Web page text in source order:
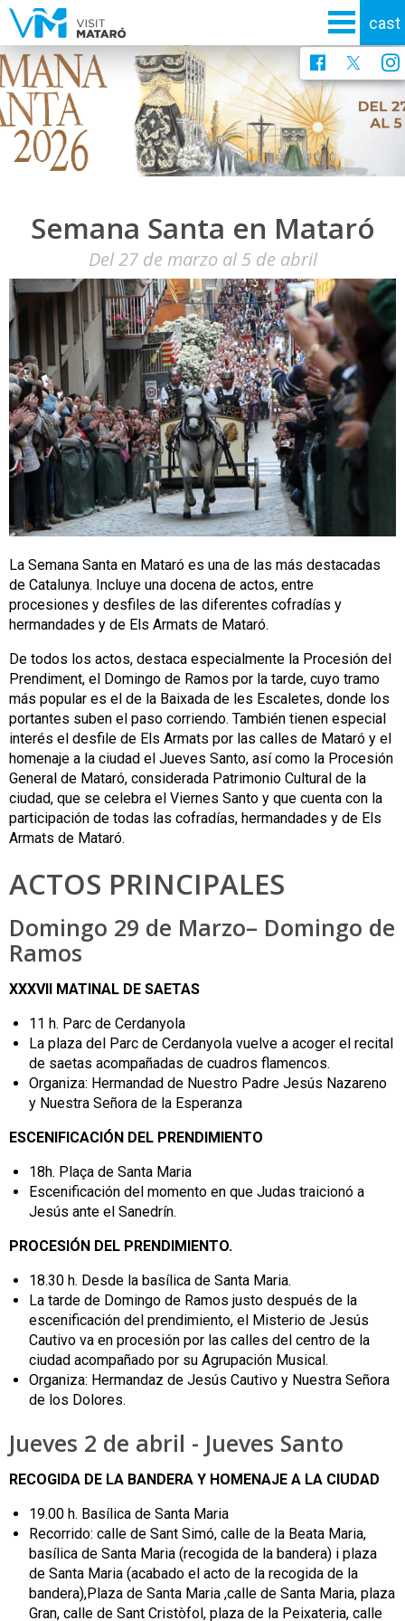
Semana Santa en Mataró
Del 27 de marzo al 5 de abril
La Semana Santa en Mataró es una de las más destacadas
de Catalunya. Incluye una docena de actos, entre
procesiones y desfiles de las diferentes cofradías y
hermandades y de Els Armats de Mataró.
De todos los actos, destaca especialmente la Procesión del
Prendiment, el Domingo de Ramos por la tarde, cuyo tramo
más popular es el de la Baixada de les Escaletes, donde los
portantes suben el paso corriendo. También tienen especial
interés el desfile de Els Armats por las calles de Mataró y el
homenaje a la ciudad el Jueves Santo, así como la Procesión
General de Mataró, considerada Patrimonio Cultural de la
ciudad, que se celebra el Viernes Santo y que cuenta con la
participación de todas las cofradías, hermandades y de Els
Armats de Mataró.
ACTOS PRINCIPALES
Domingo 29 de Marzo– Domingo de
Ramos
XXXVII MATINAL DE SAETAS
11 h. Parc de Cerdanyola
La plaza del Parc de Cerdanyola vuelve a acoger el recital
de saetas acompañadas de cuadros flamencos.
Organiza: Hermandad de Nuestro Padre Jesús Nazareno
y Nuestra Señora de la Esperanza
ESCENIFICACIÓN DEL PRENDIMIENTO
18h. Plaça de Santa Maria
Escenificación del momento en que Judas traicionó a
Jesús ante el Sanedrín.
PROCESIÓN DEL PRENDIMIENTO.
18.30 h. Desde la basílica de Santa Maria.
La tarde de Domingo de Ramos justo después de la
escenificación del prendimiento, el Misterio de Jesús
Cautivo va en procesión por las calles del centro de la
ciudad acompañado por su Agrupación Musical.
Organiza: Hermandaz de Jesús Cautivo y Nuestra Señora
de los Dolores.
Jueves 2 de abril - Jueves Santo
RECOGIDA DE LA BANDERA Y HOMENAJE A LA CIUDAD
19.00 h. Basílica de Santa Maria
Recorrido: calle de Sant Simó, calle de la Beata Maria,
basílica de Santa Maria (recogida de la bandera) i plaza
de Santa Maria (acabado el acto de la recogida de la
bandera),Plaza de Santa Maria ,calle de Santa Maria, plaza
Gran, calle de Sant Cristòfol, plaza de la Peixateria, calle